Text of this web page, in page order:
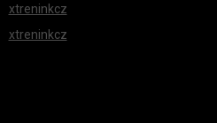
xtreninkcz
xtreninkcz